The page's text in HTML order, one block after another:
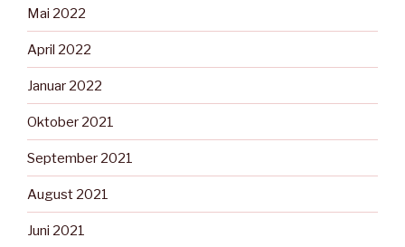
Mai 2022
April 2022
Januar 2022
Oktober 2021
September 2021
August 2021
Juni 2021